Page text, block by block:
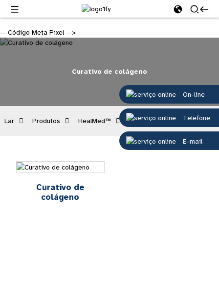
-- Código Meta Pixel -->
On-line
Telefone
E-mail
Curativo de colágeno
Lar Produtos HealMed™ Curativo de colágeno
Curativo de
colágeno